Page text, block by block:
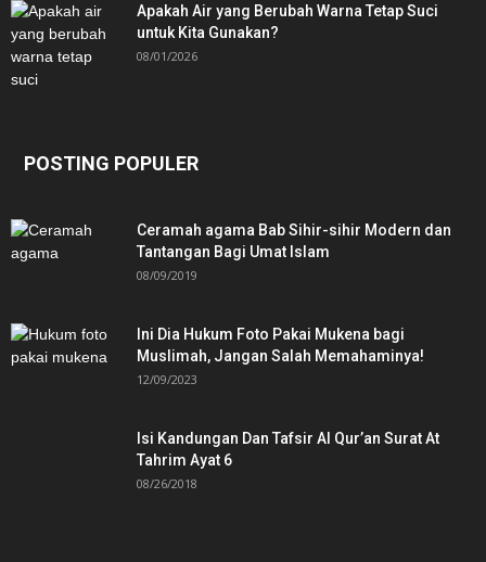
Apakah Air yang Berubah Warna Tetap Suci
untuk Kita Gunakan?
08/01/2026
POSTING POPULER
Ceramah agama Bab Sihir-sihir Modern dan
Tantangan Bagi Umat Islam
08/09/2019
Ini Dia Hukum Foto Pakai Mukena bagi
Muslimah, Jangan Salah Memahaminya!
12/09/2023
Isi Kandungan Dan Tafsir Al Qur’an Surat At
Tahrim Ayat 6
08/26/2018